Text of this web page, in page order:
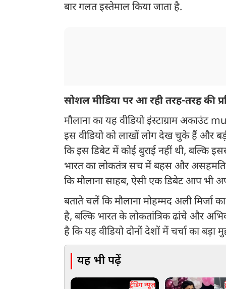
बार गलत इस्तेमाल किया जाता है.
सोशल मीडिया पर आ रही तरह-तरह की
मौलाना का यह वीडियो इंस्टाग्राम
इस वीडियो को लाखों लोग देख चुके हैं और
कि इस डिबेट में कोई बुराई नहीं थी, बल्कि
भारत का लोकतंत्र सच में बहस और
कि मौलाना साहब, ऐसी एक डिबेट आप भी
बताते चलें कि मौलाना मोहम्मद अली मिर्जा
है, बल्कि भारत के लोकतांत्रिक ढांचे और
है कि यह वीडियो दोनों देशों में चर्चा का बड़ा
यह भी पढ़ें
ट्रेंडिंग न्यूज़